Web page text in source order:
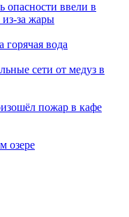
опасности ввели в
из-за жары
горячая вода
сети от медуз в
пожар в кафе
озере